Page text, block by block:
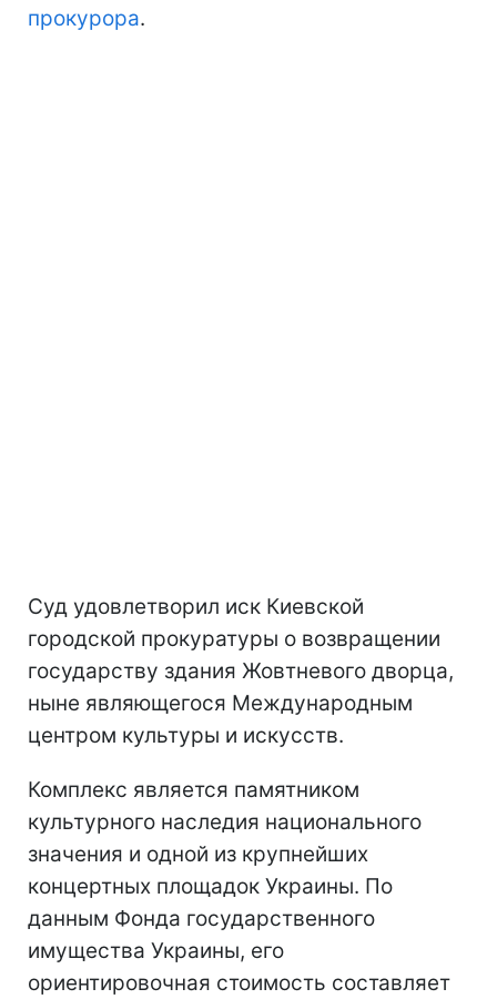
прокурора.
Суд удовлетворил иск Киевской
городской прокуратуры о возвращении
государству здания Жовтневого дворца,
ныне являющегося Международным
центром культуры и искусств.
Комплекс является памятником
культурного наследия национального
значения и одной из крупнейших
концертных площадок Украины. По
данным Фонда государственного
имущества Украины, его
ориентировочная стоимость составляет